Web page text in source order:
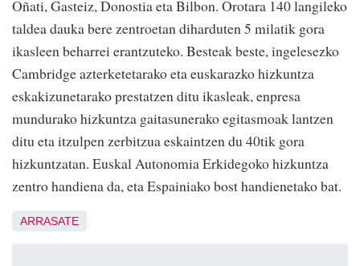
Oñati, Gasteiz, Donostia eta Bilbon. Orotara 140 langileko
taldea dauka bere zentroetan diharduten 5 milatik gora
ikasleen beharrei erantzuteko. Besteak beste, ingelesezko
Cambridge azterketetarako eta euskarazko hizkuntza
eskakizunetarako prestatzen ditu ikasleak, enpresa
mundurako hizkuntza gaitasunerako egitasmoak lantzen
ditu eta itzulpen zerbitzua eskaintzen du 40tik gora
hizkuntzatan. Euskal Autonomia Erkidegoko hizkuntza
zentro handiena da, eta Espainiako bost handienetako bat.
ARRASATE